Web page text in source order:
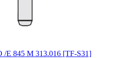
/E 845 М 313.016 [TF-S31]